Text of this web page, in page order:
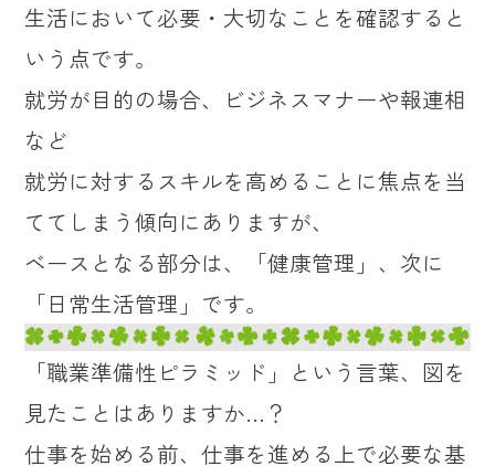
生活において必要・大切なことを確認すると
いう点です。
就労が目的の場合、ビジネスマナーや報連相
など
就労に対するスキルを高めることに焦点を当
ててしまう傾向にありますが、
ベースとなる部分は、「健康管理」、次に
「日常生活管理」です。
「職業準備性ピラミッド」という言葉、図を
見たことはありますか…？
仕事を始める前、仕事を進める上で必要な基